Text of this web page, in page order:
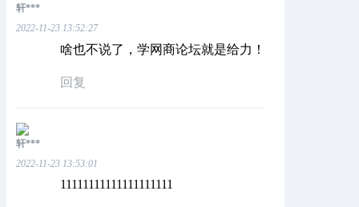
轩***
2022-11-23 13:52:27
啥也不说了，学网商论坛就是给力！
回复
轩***
2022-11-23 13:53:01
11111111111111111111